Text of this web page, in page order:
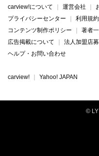
carview!について 運営会社
プライバシーセンター
利用規約
コンテンツ制作ポリシー
著者
広告掲載について
法人加盟店
ヘルプ・お問い合わせ
carview! Yahoo! JAPAN
©